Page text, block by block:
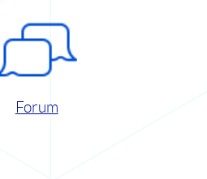
Forum